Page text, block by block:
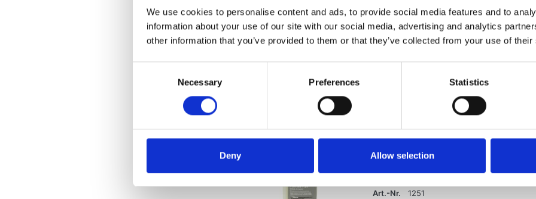
We use cookies to personalise content and ads, to provide social media features and to
information about your use of our site with our social media, advertising and analytics
other information that you’ve provided to them or that they’ve collected from your use of
Necessary Preferences Statistics
Deny Allow selection
Platina 1:20 Uhrenreiniger
wässriges Reinigungskonzentrat mit
Art.-Nr.
1001-0250
kostenloser Versand**
Platina 1:20 Uhren-Reiniger
Art.-Nr.
1251